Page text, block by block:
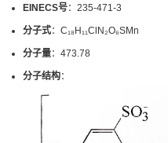
EINECS号：235-471-3
分子式：C₁₈H₁₁ClN₂O₆SMn
分子量：473.78
分子结构：